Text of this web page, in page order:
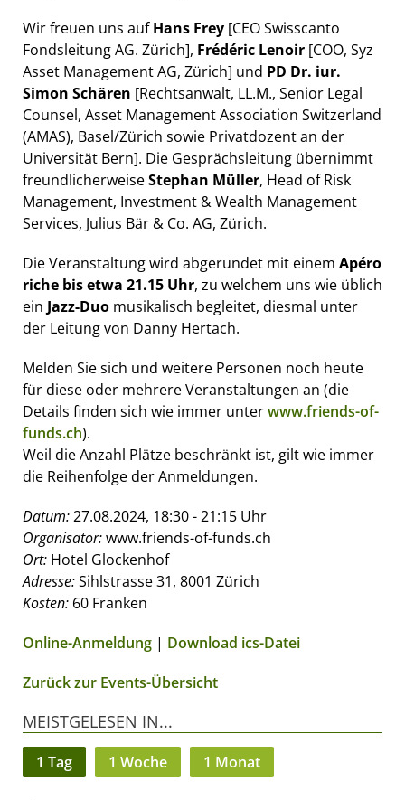
Wir freuen uns aufHans Frey [CEO Swisscanto
Fondsleitung AG. Zürich], Frédéric Lenoir [COO, Syz
Asset Management AG, Zürich] und PD Dr. iur.
Simon Schären [Rechtsanwalt, LL.M., Senior Legal
Counsel, Asset Management Association Switzerland
(AMAS), Basel/Zürich sowie Privatdozent an der
Universität Bern]. Die Gesprächsleitung übernimmt
freundlicherweiseStephan Müller, Head of Risk
Management, Investment & Wealth Management
Services, Julius Bär & Co. AG, Zürich.
Die Veranstaltung wird abgerundet mit einem Apéro
riche bis etwa 21.15 Uhr, zu welchem uns wie üblich
ein Jazz-Duo musikalisch begleitet, diesmal unter
der Leitung von Danny Hertach.
Melden Sie sich und weitere Personen noch heute
für diese oder mehrere Veranstaltungen an (die
Details finden sich wie immer unterwww.friends-of-
funds.ch).
Weil die Anzahl Plätze beschränkt ist, gilt wie immer
die Reihenfolge der Anmeldungen.
Datum:27.08.2024, 18:30 - 21:15 Uhr
Organisator:www.friends-of-funds.ch
Ort: Hotel Glockenhof
Adresse:Sihlstrasse 31, 8001 Zürich
Kosten: 60 Franken
Online-Anmeldung | Download ics-Datei
Zurück zur Events-Übersicht
MEISTGELESEN IN...
1 Tag 1 Woche 1 Monat